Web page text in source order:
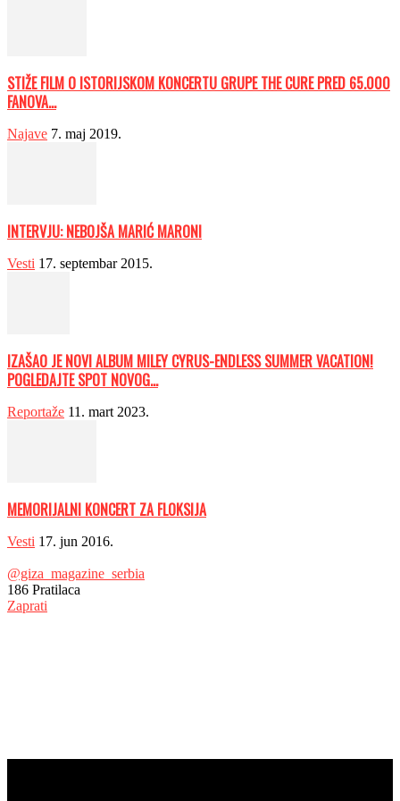
STIŽE FILM O ISTORIJSKOM KONCERTU GRUPE THE CURE PRED 65.000
FANOVA...
Najave 7. maj 2019.
INTERVJU: NEBOJŠA MARIĆ MARONI
Vesti 17. septembar 2015.
IZAŠAO JE NOVI ALBUM MILEY CYRUS-ENDLESS SUMMER VACATION!
POGLEDAJTE SPOT NOVOG...
Reportaže 11. mart 2023.
MEMORIJALNI KONCERT ZA FLOKSIJA
Vesti 17. jun 2016.
@giza_magazine_serbia
186 Pratilaca
Zaprati